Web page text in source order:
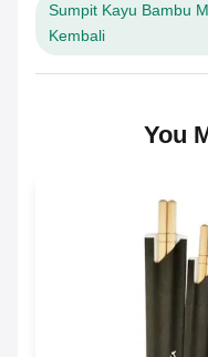
Sumpit Kayu Bambu
Kembali
You